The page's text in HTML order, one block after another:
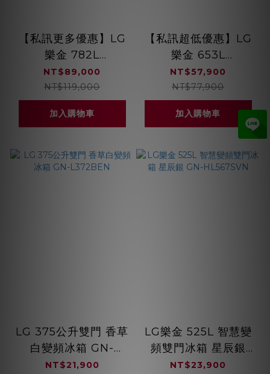
【私訊更多優惠】LG
樂金 782L
InstaView™ 敲敲看
門中門冰球四門冰箱
GR-AQC82BS
NT$89,000
NT$119,000
加入購物車
【私訊超低優惠】LG
樂金 653L
InstaView™ 敲敲看
門中門對開冰箱 夜墨
黑 GL-QL62MB
NT$57,900
NT$77,900
加入購物車
LG 375公升雙門 香草
白變頻冰箱 GN-
L372BEN
NT$21,900
LG樂金 525L 智慧變
頻雙門冰箱 星辰銀
GN-HL567SVN
NT$23,900